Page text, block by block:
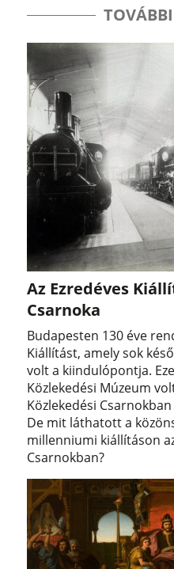
Az Ezredéves
Csarnoka
Budapesten 130 éve
Kiállítást, amely sok
volt a kiindulópontja.
Közlekedési Múzeum
Közlekedési
De mit láthatott a
millenniumi kiállításon
Csarnokban?